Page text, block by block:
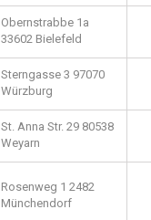
Obernstrabbe 1a
33602 Bielefeld
Sterngasse 3 97070
Würzburg
St. Anna Str. 29 80538
Weyarn
Rosenweg 1 2482
Münchendorf